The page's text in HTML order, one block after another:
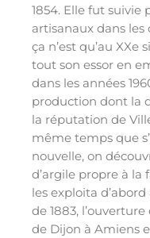
1854. Elle fut suivie
artisanaux dans
ça n’est qu’au
tout son essor en
dans les années
production dont la
la réputation de
même temps que
nouvelle, on
d’argile propre à la
les exploita
de 1883,
de Dijon à Amiens